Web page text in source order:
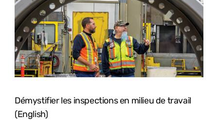
Démystifier les inspections en milieu de travail
(English)